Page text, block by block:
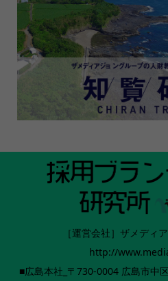
［運営会社］ザメディ
http://
■広島本社_〒730-0004 広島市中